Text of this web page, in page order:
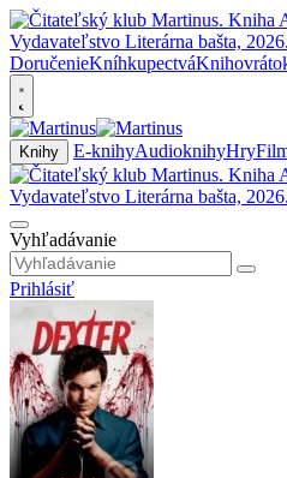
DoručenieKníhkupectvá
Knihy E-knihyAudioknihyHry
Vyhľadávanie
Prihlásiť